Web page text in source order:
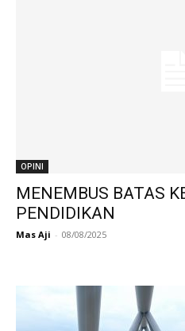
OPINI
MENEMBUS BATAS
PENDIDIKAN
Mas Aji - 08/08/2025